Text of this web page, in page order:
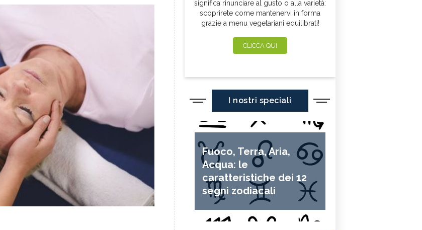
significa rinunciare al gusto o alla varietà:
scoprirete come mantenervi in forma
grazie a menu vegetariani equilibrati!
CLICCA QUI
I nostri speciali
Fuoco, Terra, Aria,
Acqua: le
caratteristiche dei 12
segni zodiacali